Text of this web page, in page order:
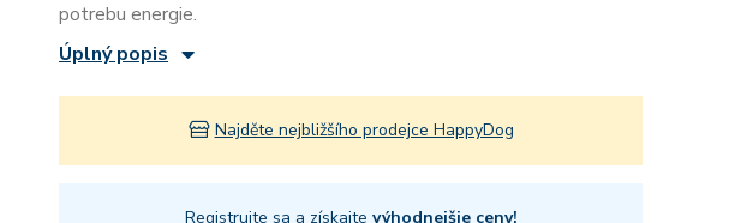
potrebu energie.
Úplný popis
Najděte nejbližšího prodejce HappyDog
Registrujte sa a získajte výhodnejšie ceny!